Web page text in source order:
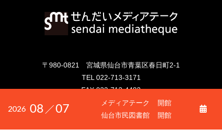
2026 08 07
メディアテーク
開館
仙台市民図書館
開館
〒980-0821 宮城県仙台市青葉区春日町2-1
TEL022-713-3171
FAX022-713-4482
copyright (c) 2023 sendai mediatheque.